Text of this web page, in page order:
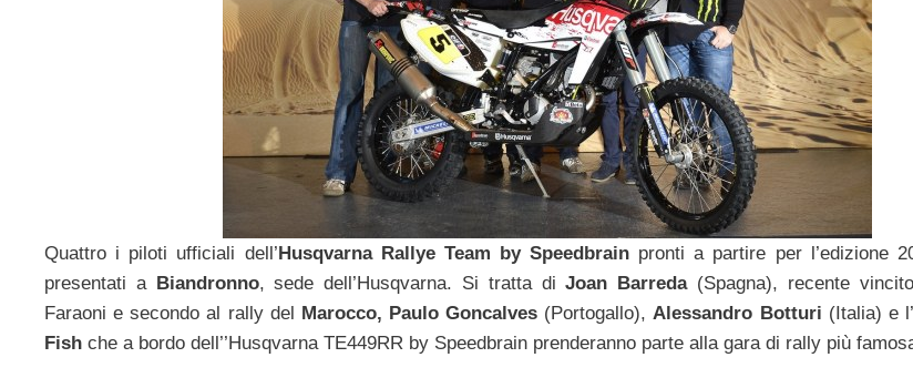
Quattro i piloti ufficiali dell’Husqvarna Rallye Team by Speedbrain pronti a partire per l’edizione
presentati a Biandronno, sede dell’Husqvarna. Si tratta diJoan Barreda(Spagna), recente
Faraoni e secondo al rally del Marocco, Paulo Goncalves (Portogallo), Alessandro Botturi (Italia) e
Fish che a bordo dell’’Husqvarna TE449RR by Speedbrain prenderanno parte alla gara di rally più